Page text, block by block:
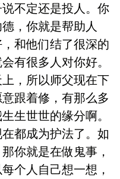
不定还是投人。你
，你就是帮助人
和他们结了很深的
有很多人对你好。
，所以师父现在下
跟着修，有那么多
生世世的缘分啊。
都成为护法了。如
你就是在做鬼事，
个人自己想一想，